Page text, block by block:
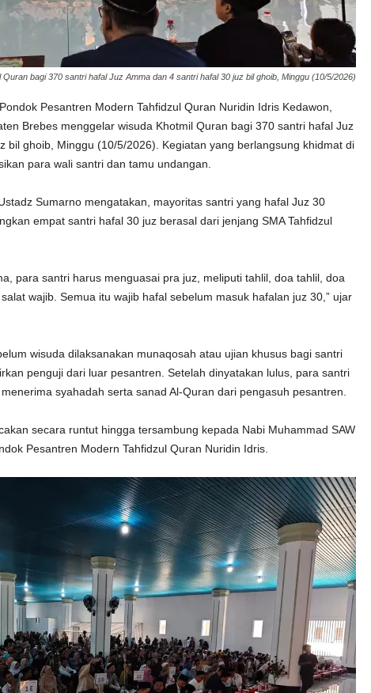
Quran bagi 370 santri hafal Juz Amma dan 4 santri hafal 30 juz bil ghoib, Minggu (10/5/2026)
Pesantren Modern Tahfidzul Quran Nuridin Idris Kedawon,
Brebes menggelar wisuda Khotmil Quran bagi 370 santri hafal Juz
bil ghoib, Minggu (10/5/2026). Kegiatan yang berlangsung khidmat di
para wali santri dan tamu undangan.
Sumarno mengatakan, mayoritas santri yang hafal Juz 30
empat santri hafal 30 juz berasal dari jenjang SMA Tahfidzul
para santri harus menguasai pra juz, meliputi tahlil, doa tahlil, doa
wajib. Semua itu wajib hafal sebelum masuk hafalan juz 30,” ujar
wisuda dilaksanakan munaqosah atau ujian khusus bagi santri
penguji dari luar pesantren. Setelah dinyatakan lulus, para santri
syahadah serta sanad Al-Quran dari pengasuh pesantren.
secara runtut hingga tersambung kepada Nabi Muhammad SAW
Pesantren Modern Tahfidzul Quran Nuridin Idris.